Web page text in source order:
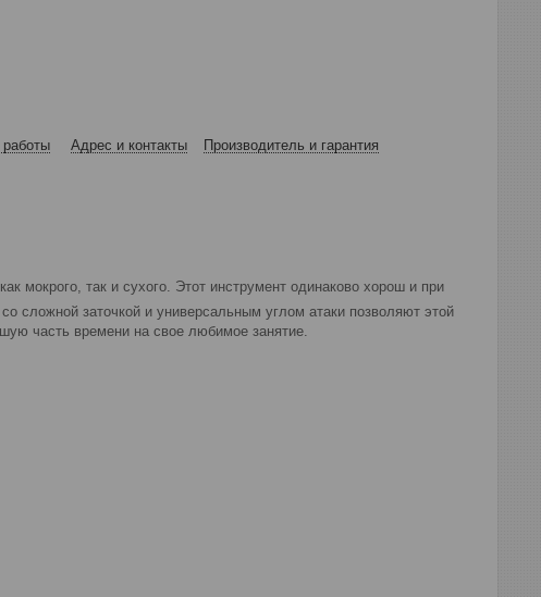
Адрес и контакты Производитель и гарантия
мокрого, так и сухого. Этот инструмент одинаково хорош и при
сложной заточкой и универсальным углом атаки позволяют этой
часть времени на свое любимое занятие.